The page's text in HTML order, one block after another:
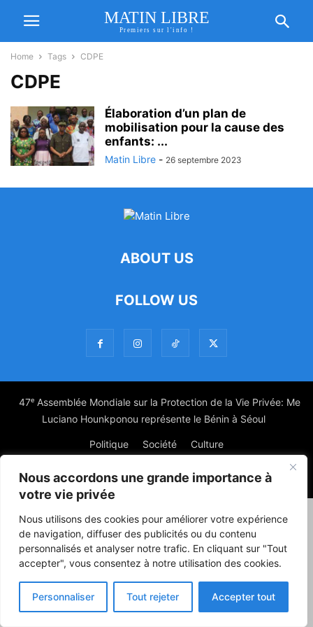
Nous accordons une grande importance à
votre vie privée
Nous utilisons des cookies pour améliorer votre expérience
de navigation, diffuser des publicités ou du contenu
personnalisés et analyser notre trafic. En cliquant sur "Tout
accepter", vous consentez à notre utilisation des cookies.
Personnaliser Tout rejeter Accepter tout
MATIN LIBRE
Premiers sur l'info !
Home Tags CDPE
CDPE
Élaboration d’un plan de
mobilisation pour la cause des
enfants: ...
Matin Libre - 26 septembre 2023
ABOUT US
FOLLOW US
47ᵉ Assemblée Mondiale sur la Protection de la Vie Privée: Me
Luciano Hounkponou représente le Bénin à Séoul
Politique Société Culture
© Powered by digitXplus Francophone